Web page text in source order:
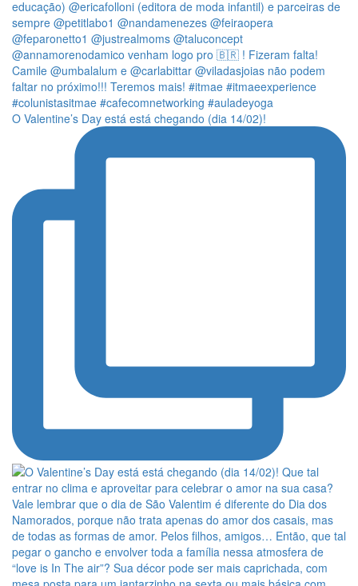
O Valentine’s Day está está chegando (dia 14/02)!